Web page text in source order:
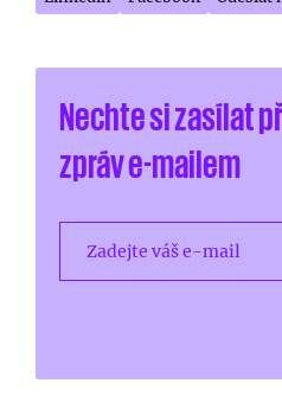
Nechte si zasílat
zpráv e-mailem
Zadejte váš e-mail